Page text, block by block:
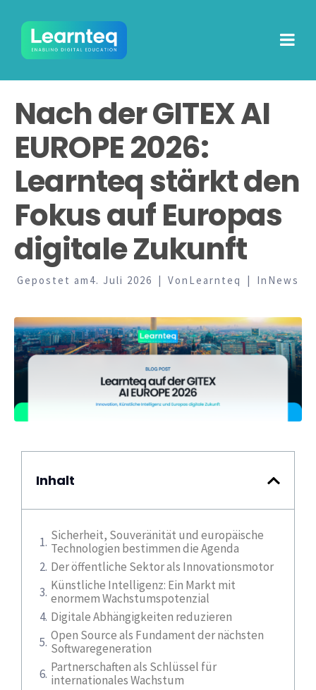
Nach der GITEX AI
EUROPE 2026:
Learnteq stärkt den
Fokus auf Europas
digitale Zukunft
Gepostet am 4. Juli 2026 Von Learnteq In News
Inhalt
Sicherheit, Souveränität und europäische
Technologien bestimmen die Agenda
Der öffentliche Sektor als Innovationsmotor
Künstliche Intelligenz: Ein Markt mit
enormem Wachstumspotenzial
Digitale Abhängigkeiten reduzieren
Open Source als Fundament der nächsten
Softwaregeneration
Partnerschaften als Schlüssel für
internationales Wachstum